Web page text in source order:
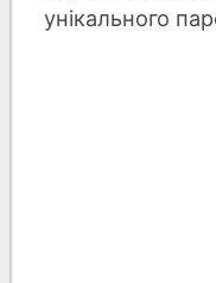
унікального